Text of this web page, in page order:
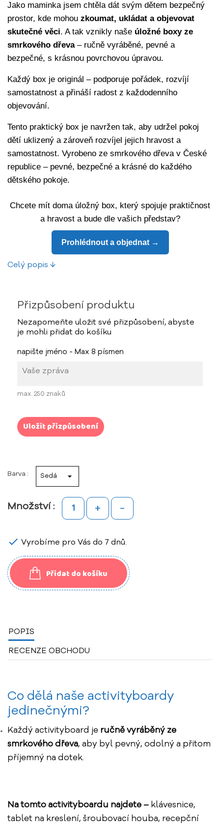
Jako maminka jsem chtěla dát svým dětem bezpečný
prostor, kde mohou zkoumat, ukládat a objevovat
skutečné věci. A tak vznikly naše úložné boxy ze
smrkového dřeva– ručně vyráběné, pevné a
bezpečné, s krásnou povrchovou úpravou.
Každý box je originál – podporuje pořádek, rozvíjí
samostatnost a přináší radost z každodenního
objevování.
Tento praktický box je navržen tak, aby udržel pokoj
dětí uklizený a zároveň rozvíjel jejich hravost a
samostatnost. Vyrobeno ze smrkového dřeva v České
republice – pevné, bezpečné a krásné do každého
dětského pokoje.
Chcete mít doma úložný box, který spojuje praktičnost
a hravost a bude dle vašich představ?
Prohlédnout a objednat →
Celý popis ↓
Přizpůsobení produktu
Nezapomeňte uložit své přizpůsobení, abyste
je mohli přidat do košíku
napište jméno - Max 8 písmen
max. 250 znaků
Uložit přizpůsobení
Barva :
Množství : + -
 Vyrobíme pro Vás do 7 dnů.
Přidat do košíku
POPIS
RECENZE OBCHODU
Co dělá naše activityboardy
jedinečnými?
Každý activityboard je ručně vyráběný ze
smrkového dřeva, aby byl pevný, odolný a přitom
příjemný na dotek.
Na tomto activityboardu najdete – klávesnice,
tablet na kreslení, šroubovací houba, recepční